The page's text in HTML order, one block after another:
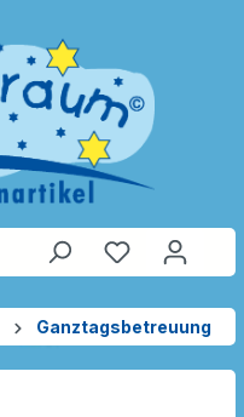
Ganztagsbetreuung